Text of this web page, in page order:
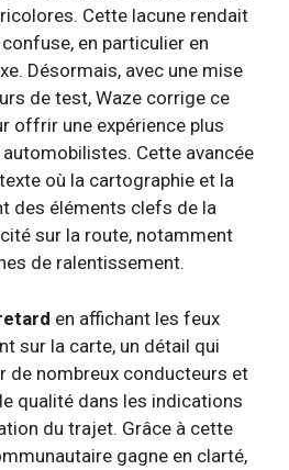
Cette lacune rendait
en particulier en
Désormais, avec une mise
de test, Waze corrige ce
offrir une expérience plus
Cette avancée
où la cartographie et la
des éléments clefs de la
sur la route, notamment
de ralentissement.
en affichant les feux
sur la carte, un détail qui
de nombreux conducteurs et
qualité dans les indications
du trajet. Grâce à cette
gagne en clarté,